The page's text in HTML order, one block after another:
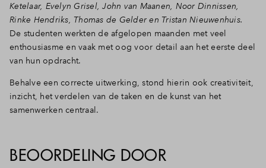
Ketelaar, Evelyn Grisel, John van Maanen, Noor Dinnissen,
Rinke Hendriks, Thomas de Gelder en Tristan Nieuwenhuis.
De studenten werkten de afgelopen maanden met veel
enthousiasme en vaak met oog voor detail aan het eerste deel
van hun opdracht.
Behalve een correcte uitwerking, stond hierin ook creativiteit,
inzicht, het verdelen van de taken en de kunst van het
samenwerken centraal.
BEOORDELING DOOR